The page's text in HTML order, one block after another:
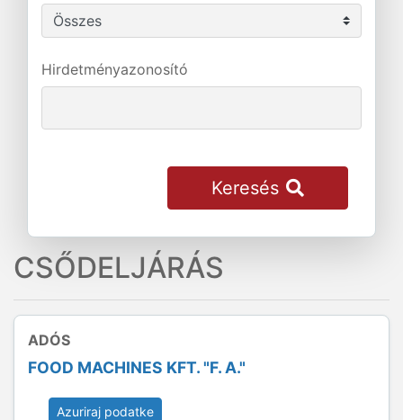
Hirdetményazonosító
Keresés
CSŐDELJÁRÁS
ADÓS
FOOD MACHINES KFT. "F. A."
Azuriraj podatke